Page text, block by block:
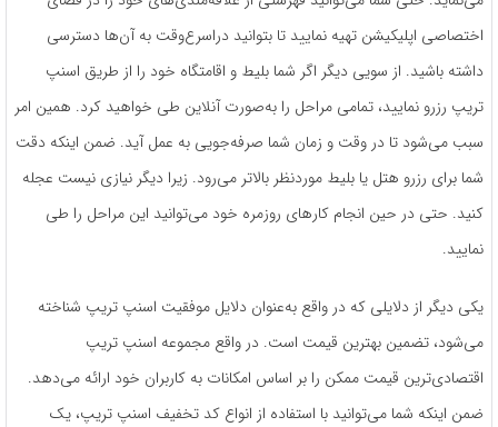
اختصاصی اپلیکیشن تهیه نمایید تا بتوانید دراسرع‌وقت به آن‌ها دسترسی
داشته باشید. از سویی دیگر اگر شما بلیط و اقامتگاه خود را از طریق اسنپ
تریپ رزرو نمایید، تمامی مراحل را به‌صورت آنلاین طی خواهید کرد. همین امر
سبب می‌شود تا در وقت و زمان شما صرفه‌جویی به عمل آید. ضمن اینکه دقت
شما برای رزرو هتل یا بلیط موردنظر بالاتر می‌رود. زیرا دیگر نیازی نیست عجله
کنید. حتی در حین انجام کارهای روزمره خود می‌توانید این مراحل را طی
نمایید.
یکی دیگر از دلایلی که در واقع به‌عنوان دلایل موفقیت اسنپ تریپ شناخته
می‌شود، تضمین بهترین قیمت است. در واقع مجموعه اسنپ تریپ
اقتصادی‌ترین قیمت ممکن را بر اساس امکانات به کاربران خود ارائه می‌دهد.
ضمن اینکه شما می‌توانید با استفاده از انواع کد تخفیف اسنپ تریپ، یک